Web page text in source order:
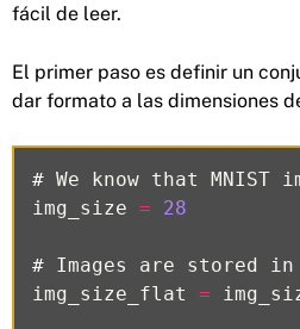
fácil de leer.
El primer paso es definir un
dar formato a las dimensiones
# We know that MNIST
img_size = 28
# Images are stored in
img_size_flat
=